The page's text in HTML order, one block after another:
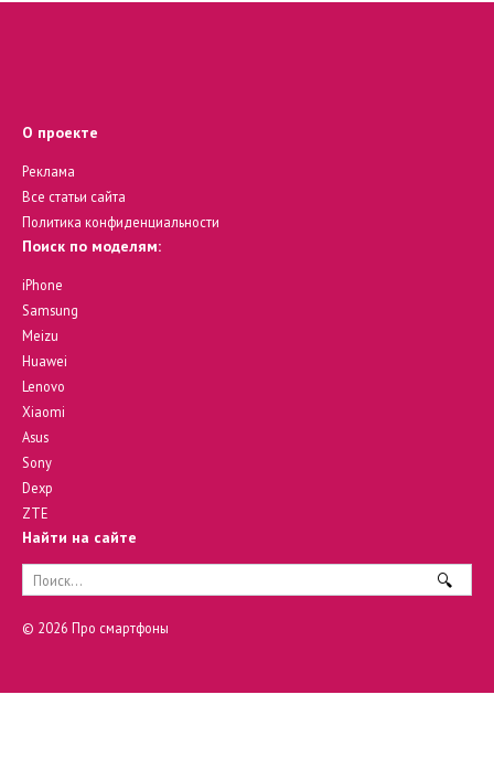
О проекте
Реклама
Все статьи сайта
Политика конфиденциальности
Поиск по моделям:
iPhone
Samsung
Meizu
Huawei
Lenovo
Xiaomi
Asus
Sony
Dexp
ZTE
Найти на сайте
Search
for:
© 2026 Про смартфоны